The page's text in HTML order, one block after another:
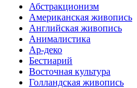
Абстракционизм
Американская живопись
Английская живопись
Анималистика
Ар-деко
Бестиарий
Восточная культура
Голландская живопись